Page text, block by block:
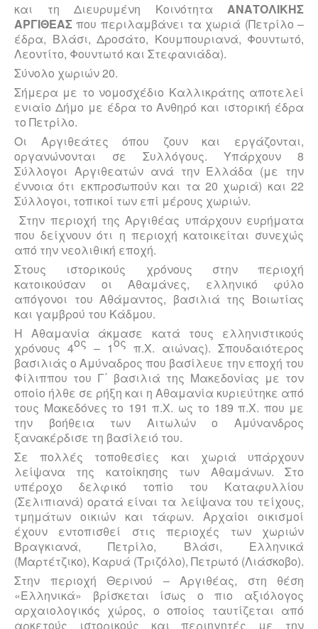
και τη Διευρυμένη Κοινότητα ΑΝΑΤΟΛΙΚΗΣ
ΑΡΓΙΘΕΑΣπου περιλαμβάνει τα χωριά (Πετρίλο –
έδρα, Βλάσι, Δροσάτο, Κουμπουριανά, Φουντωτό,
Λεοντίτο, Φουντωτό και Στεφανιάδα).
Σύνολο χωριών 20.
Σήμερα με το νομοσχέδιο Καλλικράτης αποτελεί
ενιαίο Δήμο με έδρα το Ανθηρό και ιστορική έδρα
το Πετρίλο.
Οι Αργιθεάτες όπου ζουν και εργάζονται,
οργανώνονται σε Συλλόγους. Υπάρχουν 8
Σύλλογοι Αργιθεατών ανά την Ελλάδα (με την
έννοια ότι εκπροσωπούν και τα 20 χωριά) και 22
Σύλλογοι, τοπικοί των επί μέρους χωριών.
Στην περιοχή της Αργιθέας υπάρχουν ευρήματα
που δείχνουν ότι η περιοχή κατοι­κείται συνεχώς
από την νεολιθική εποχή.
Στους ιστορικούς χρόνους στην περιοχή
κατοικούσαν οι Αθαμάνες, ελληνικό φύλο
απόγονοι του Αθάμαντος, βασιλιά της Βοιωτίας
και γαμβρού του Κάδμου.
Η Αθαμανία άκμασε κατά τους ελληνιστικούς
χρόνους 4ος – 1ος π.Χ. αιώνας). Σπου­δαιότερος
βασιλιάς ο Αμύναδρος που βασίλευε την εποχή του
Φίλιππου του Γ΄ βα­σιλιά της Μακεδονίας με τον
οποίο ήλθε σε ρήξη και η Αθαμανία κυριεύτηκε από
τους Μακεδόνες το 191 π.Χ. ως το 189 π.Χ. που με
την βοήθεια των Αιτωλών ο Αμύνανδρος
ξανακέρδισε τη βασίλειό του.
Σε πολλές τοποθεσίες και χωριά υπάρχουν
λείψανα της κατοίκησης των Αθαμάνων. Στο
υπέροχο δελφικό τοπίο του Καταφυλλίου
(Σελιπιανά) ορατά είναι τα λείψανα του τείχους,
τμημάτων οικιών και τάφων. Αρχαίοι οικισμοί
έχουν εντοπισθεί στις περιοχές των χωριών
Βραγκιανά, Πετρίλο, Βλάσι, Ελληνικά
(Μαρτέτζικο), Καρυά (Τριζόλο), Πετρωτό (Λιάσκοβο).
Στην περιοχή Θερινού – Αργιθέας, στη θέση
«Ελληνικά» βρίσκεται ίσως ο πιο αξιό­λογος
αρχαιολογικός χώρος, ο οποίος ταυτίζεται από
αρκετούς ιστορικούς και πε­ριηγητές με την